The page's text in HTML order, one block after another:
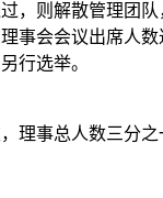
，则解散管理团队
事会会议出席人
行选举。
理事总人数三分之